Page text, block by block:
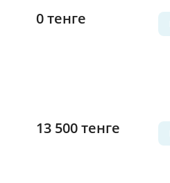
0 тенге
13 500 тенге